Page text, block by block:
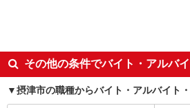
入社日応相談
即日勤
友達と応募OK
職場見
未経験歓迎
経験者
その他の条件でバイト・アルバ
摂津市の職種からバイト・アルバイト